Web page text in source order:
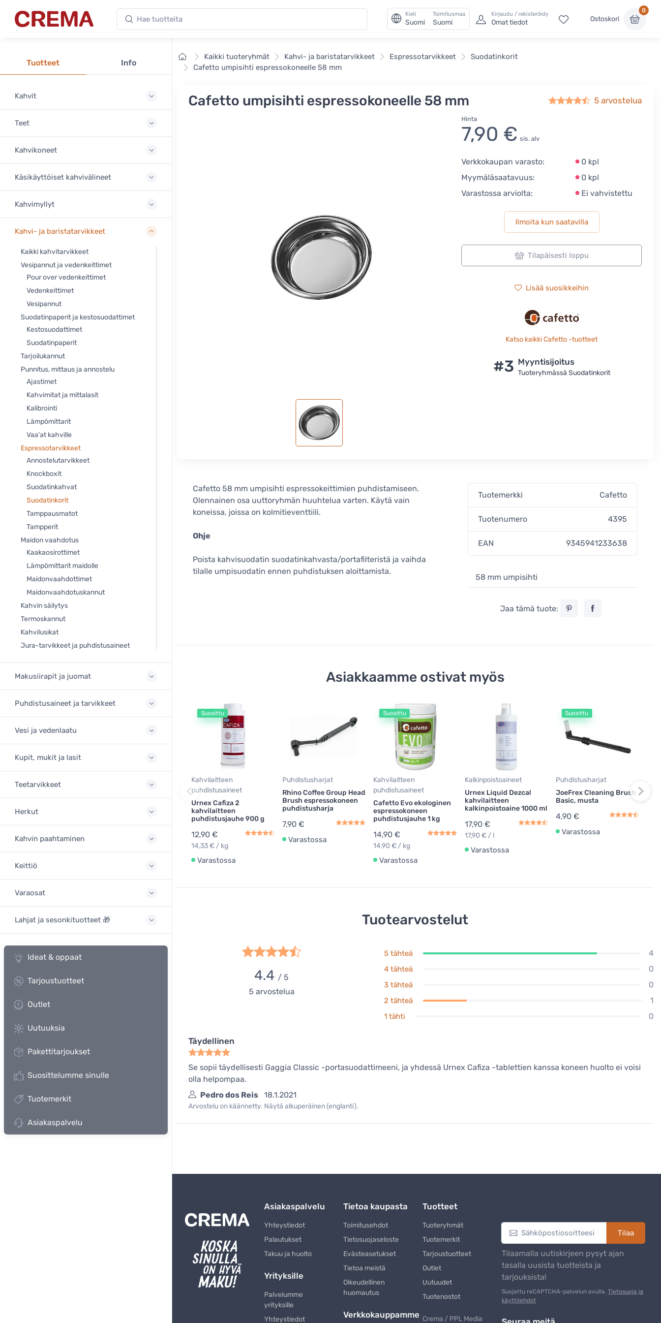
Crema Hae tuotteita Kieli
Suomi
Toimitusmaa
Suomi
Kirjaudu / rekisteröidy
Omat tiedot Ostoskori
0
Tuotteet Info
Kahvit
Teet
Kahvikoneet
Käsikäyttöiset kahvivälineet
Kahvimyllyt
Kahvi- ja baristatarvikkeet
Kaikki kahvitarvikkeet
Vesipannut ja vedenkeittimet
Pour over vedenkeittimet
Vedenkeittimet
Vesipannut
Suodatinpaperit ja kestosuodattimet
Kestosuodattimet
Suodatinpaperit
Tarjoilukannut
Punnitus, mittaus ja annostelu
Ajastimet
Kahvimitat ja mittalasit
Kalibrointi
Lämpömittarit
Vaa'at kahville
Espressotarvikkeet
Annostelutarvikkeet
Knockboxit
Suodatinkahvat
Suodatinkorit
Tamppausmatot
Tampperit
Maidon vaahdotus
Kaakaosirottimet
Lämpömittarit maidolle
Maidonvaahdottimet
Maidonvaahdotuskannut
Kahvin säilytys
Termoskannut
Kahvilusikat
Jura-tarvikkeet ja puhdistusaineet
Makusiirapit ja juomat
Puhdistusaineet ja tarvikkeet
Vesi ja vedenlaatu
Kupit, mukit ja lasit
Teetarvikkeet
Herkut
Kahvin paahtaminen
Keittiö
Varaosat
Lahjat ja sesonkituotteet 🎁
Ideat & oppaat
Tarjoustuotteet
Outlet
Uutuuksia
Pakettitarjoukset
Suosittelumme sinulle
Tuotemerkit
Asiakaspalvelu
EtusivuKaikki tuoteryhmät Kahvi- ja baristatarvikkeet Espressotarvikkeet
Suodatinkorit
Cafetto umpisihti espressokoneelle 58 mm
Cafetto umpisihti espressokoneelle 58 mm 5 arvostelua
Hinta
7,90 € sis. alv
Verkkokaupan varasto:
0 kpl
Myymäläsaatavuus:
0 kpl
Varastossa arviolta:
Ei vahvistettu
Ilmoita kun saatavilla
Tilapäisesti loppu
Lisää suosikkeihin
Katso kaikki Cafetto -tuotteet
#3 Myyntisijoitus
Tuoteryhmässä Suodatinkorit
Cafetto 58 mm umpisihti espressokeittimien puhdistamiseen.
Olennainen osa uuttoryhmän huuhtelua varten. Käytä vain
koneissa, joissa on kolmitieventtiili.
Ohje
Poista kahvisuodatin suodatinkahvasta/portafilteristä ja vaihda
tilalle umpisuodatin ennen puhdistuksen aloittamista.
Tuotemerkki Cafetto
Tuotenumero 4395
EAN 9345941233638
58 mm umpisihti
Jaa tämä tuote:
Asiakkaamme ostivat myös
Suosittu
Kahvilaitteen
puhdistusaineet
Urnex Cafiza 2
kahvilaitteen
puhdistusjauhe 900 g
12,90 €
14,33 € / kg
Varastossa
Puhdistusharjat
Rhino Coffee Group Head
Brush espressokoneen
puhdistusharja
7,90 €
Varastossa
Suosittu
Kahvilaitteen
puhdistusaineet
Cafetto Evo ekologinen
espressokoneen
puhdistusjauhe 1 kg
14,90 €
14,90 € / kg
Varastossa
Kalkinpoistoaineet
Urnex Liquid Dezcal
kahvilaitteen
kalkinpoistoaine 1000 ml
17,90 €
17,90 € / l
Varastossa
Suosittu
Puhdistusharjat
JoeFrex Cleaning Brush
Basic, musta
4,90 €
Varastossa
Tuotearvostelut
4.4 / 5
5 arvostelua
5 tähteä 4
4 tähteä 0
3 tähteä 0
2 tähteä 1
1 tähti 0
Täydellinen
Se sopii täydellisesti Gaggia Classic -portasuodattimeeni, ja yhdessä Urnex Cafiza -tablettien kanssa koneen huolto ei voisi
olla helpompaa.
Pedro dos Reis
18.1.2021
Arvostelu on käännetty. Näytä alkuperäinen (englanti).
Asiakaspalvelu
Yhteystiedot
Palautukset
Takuu ja huolto
Yrityksille
Palvelumme
yrityksille
Yhteystiedot
Tietoa kaupasta
Toimitusehdot
Tietosuojaseloste
Evästeasetukset
Tietoa meistä
Oikeudellinen
huomautus
Verkkokauppamme
Tuotteet
Tuoteryhmät
Tuotemerkit
Tarjoustuotteet
Outlet
Uutuudet
Tuotenostot
Crema / PPL Media
Tilaa
Tilaamalla uutiskirjeen pysyt ajan
tasalla uusista tuotteista ja
tarjouksista!
Suojattu reCAPTCHA-palvelun avulla. Tietosuoja ja
käyttöehdot